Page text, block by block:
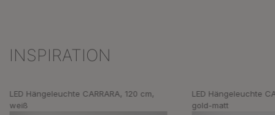
Produktgalerie überspringen
INSPIRATION
LED Hängeleuchte CARRARA, 120 cm,
weiß
LED Hängeleuchte
gold-matt